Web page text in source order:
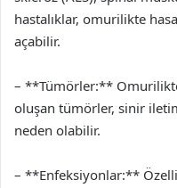
hastalıklar, omurilikte
açabilir.
– **Tümörler:**
oluşan tümörler, sinir
neden olabilir.
– **Enfeksiyonlar:**